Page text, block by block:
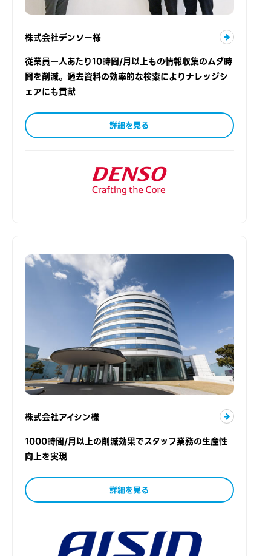
株式会社デンソー様
従業員一人あたり10時間/月以上もの情報収集のムダ時
間を削減。過去資料の効率的な検索によりナレッジシ
ェアにも貢献
詳細を見る
株式会社アイシン様
1000時間/月以上の削減効果でスタッフ業務の生産性
向上を実現
詳細を見る